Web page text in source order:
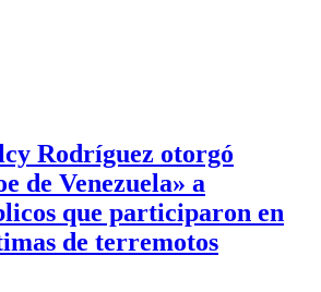
Rodríguez otorgó
de Venezuela» a
que participaron en
de terremotos